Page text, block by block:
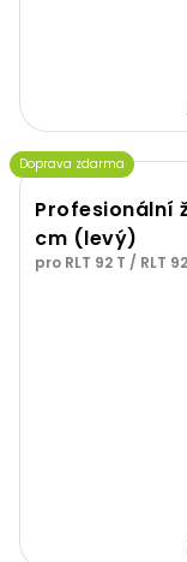
Doprava zdarma
Profesionální
cm (levý)
pro RLT 92 T / RLT